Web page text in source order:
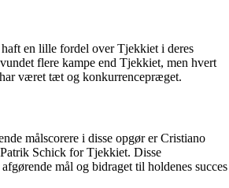
en lille fordel over Tjekkiet i deres
flere kampe end Tjekkiet, men hvert
været tæt og konkurrencepræget.
målscorere i disse opgør er Cristiano
Schick for Tjekkiet. Disse
mål og bidraget til holdenes succes